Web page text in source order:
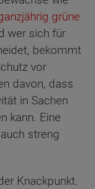
grüne
wer sich für
bekommt
vor
davon, dass
in Sachen
kann. Eine
streng
Knackpunkt.